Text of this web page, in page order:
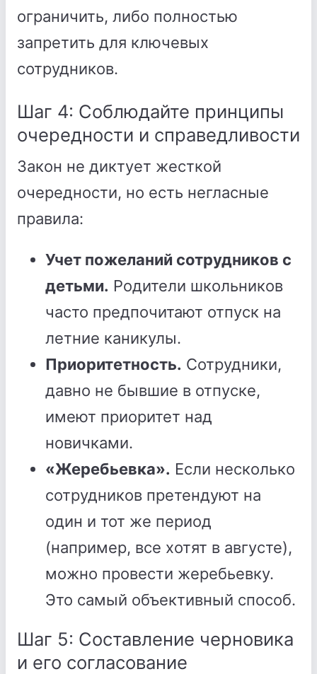
ограничить, либо полностью
запретить для ключевых
сотрудников.
Шаг 4: Соблюдайте принципы
очередности и справедливости
Закон не диктует жесткой
очередности, но есть негласные
правила:
Учет пожеланий сотрудников с
детьми. Родители школьников
часто предпочитают отпуск на
летние каникулы.
Приоритетность. Сотрудники,
давно не бывшие в отпуске,
имеют приоритет над
новичками.
«Жеребьевка». Если несколько
сотрудников претендуют на
один и тот же период
(например, все хотят в августе),
можно провести жеребьевку.
Это самый объективный способ.
Шаг 5: Составление черновика
и его согласование